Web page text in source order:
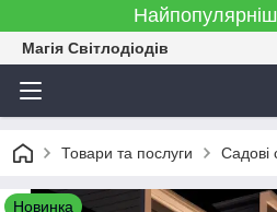
Магія Світлодіодів
Товари та послуги Садові
Новинка